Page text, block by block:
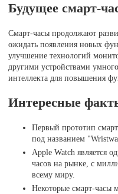
Будущее смарт-
Смарт-часы продолжают
ожидать появления новых
улучшение технологий
другими устройствами
интеллекта для повышения
Интересные
Первый прототип
под названием
Apple Watch является
часов на рынке, с
всему миру.
Некоторые смарт-часы